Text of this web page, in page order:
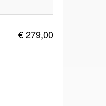
€ 279,00